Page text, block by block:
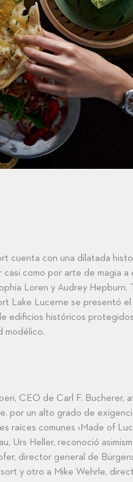
cuenta con una dilatada
como por arte de magia a
Loren y Audrey Hepburn.
Lake Lucerne se presentó
edificios históricos
modélico.
CEO de Carl F. Bucherer,
por un alto grado de
raíces comunes ‹Made of
Urs Heller, reconoció
director general de
y otro a Mike Wehrle,